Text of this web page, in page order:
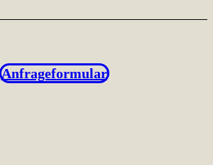
Anfrageformular